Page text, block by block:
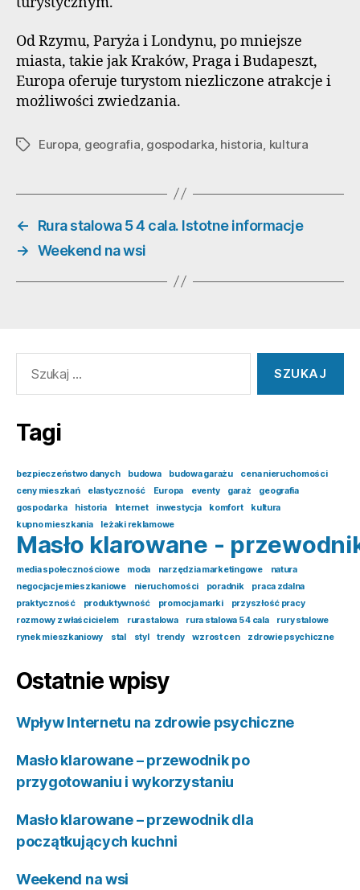
Od Rzymu, Paryża i Londynu, po mniejsze
miasta, takie jak Kraków, Praga i Budapeszt,
Europa oferuje turystom niezliczone atrakcje i
możliwości zwiedzania.
TagiEuropa geografia gospodarka historia kultura
←
Rura stalowa 5 4 cala. Istotne informacje
→ Weekend na wsi
Tagi
bezpieczeństwo danych budowa budowa garażu
cena nieruchomości
ceny mieszkań
elastyczność Europa eventy garaż
geografia
gospodarka
historia Internet inwestycja komfort
kultura
kupno mieszkania
leżaki reklamowe
Masło klarowane -
media społecznościowe moda narzędzia marketingowe
natura
negocjacje mieszkaniowe
nieruchomości poradnik
praca zdalna
praktyczność
produktywność promocja marki
przyszłość pracy
rozmowy z właścicielem
rura stalowa rura stalowa 5 4 cala
rury stalowe
rynek mieszkaniowy
stal styl trendy wzrost cen zdrowie psychiczne
Ostatnie wpisy
Wpływ Internetu na zdrowie psychiczne
Masło klarowane – przewodnik po
przygotowaniu i wykorzystaniu
Masło klarowane – przewodnik dla
początkujących kuchni
Weekend na wsi